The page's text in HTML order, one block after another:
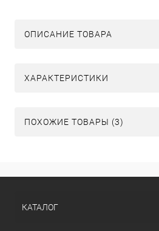
ОПИСАНИЕ ТОВАРА
ХАРАКТЕРИСТИКИ
ПОХОЖИЕ ТОВАРЫ (3)
КАТАЛОГ